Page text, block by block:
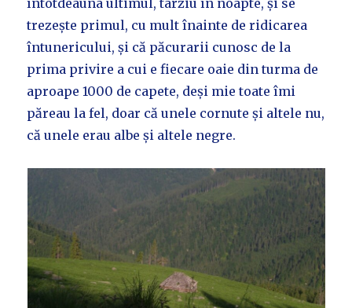
întotdeauna ultimul, târziu în noapte, și se
trezește primul, cu mult înainte de ridicarea
întunericului, și că păcurarii cunosc de la
prima privire a cui e fiecare oaie din turma de
aproape 1000 de capete, deși mie toate îmi
păreau la fel, doar că unele cornute și altele nu,
că unele erau albe și altele negre.